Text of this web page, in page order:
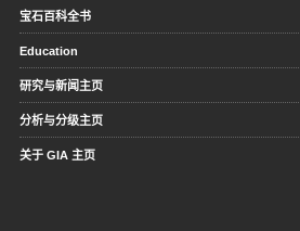
宝石百科全书
Education
研究与新闻主页
分析与分级主页
关于 GIA 主页